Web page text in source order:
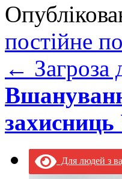
постійне
←
захисниць
Для людей з